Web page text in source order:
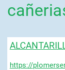
https://